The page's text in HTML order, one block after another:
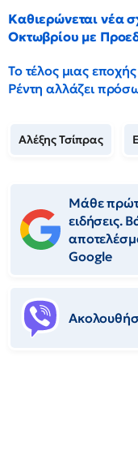
Καθιερώνεται νέα
Οκτωβρίου με
Το τέλος μιας
Ρέντη αλλάζει
Αλέξης Τσίπρας
Μάθε
ειδήσεις.
Google